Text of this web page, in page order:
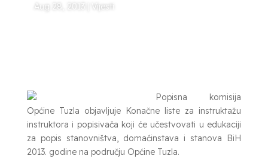
Aug 28, 2013 Vijesti
Popisna komisija
Općine Tuzla objavljuje Konačne liste za instruktažu
instruktora i popisivača koji će učestvovati u edukaciji
za popis stanovništva, domaćinstava i stanova BiH
2013. godine na području Općine Tuzla.